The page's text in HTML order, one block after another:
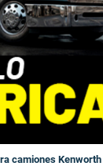
camiones